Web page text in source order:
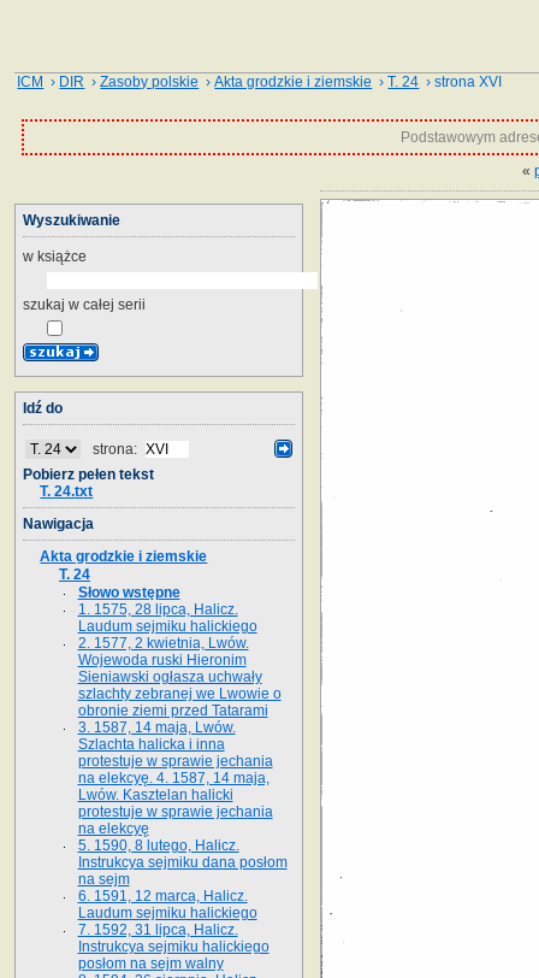
ICM › DIR ›Zasoby polskie ›Akta grodzkie i ziemskie ›T. 24 › strona XVI
Podstawowym
«
Wyszukiwanie
w książce
szukaj w całej serii
Idź do
strona:
Pobierz pełen tekst
T. 24.txt
Nawigacja
Akta grodzkie i ziemskie
T. 24
Słowo wstępne
1. 1575, 28 lipca, Halicz.
Laudum sejmiku halickiego
2. 1577, 2 kwietnia, Lwów.
Wojewoda ruski Hieronim
Sieniawski ogłasza uchwały
szlachty zebranej we Lwowie o
obronie ziemi przed Tatarami
3. 1587, 14 maja, Lwów.
Szlachta halicka i inna
protestuje w sprawie jechania
na elekcyę. 4. 1587, 14 maja,
Lwów. Kasztelan halicki
protestuje w sprawie jechania
na elekcyę
5. 1590, 8 lutego, Halicz.
Instrukcya sejmiku dana posłom
na sejm
6. 1591, 12 marca, Halicz.
Laudum sejmiku halickiego
7. 1592, 31 lipca, Halicz.
Instrukcya sejmiku halickiego
posłom na sejm walny